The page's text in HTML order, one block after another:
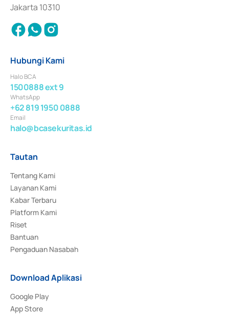
Jakarta 10310
Hubungi Kami
Halo BCA
1500888 ext 9
WhatsApp
+62 819 1950 0888
Email
halo@bcasekuritas.id
Tautan
Tentang Kami
Layanan Kami
Kabar Terbaru
Platform Kami
Riset
Bantuan
Pengaduan Nasabah
Download Aplikasi
Google Play
App Store